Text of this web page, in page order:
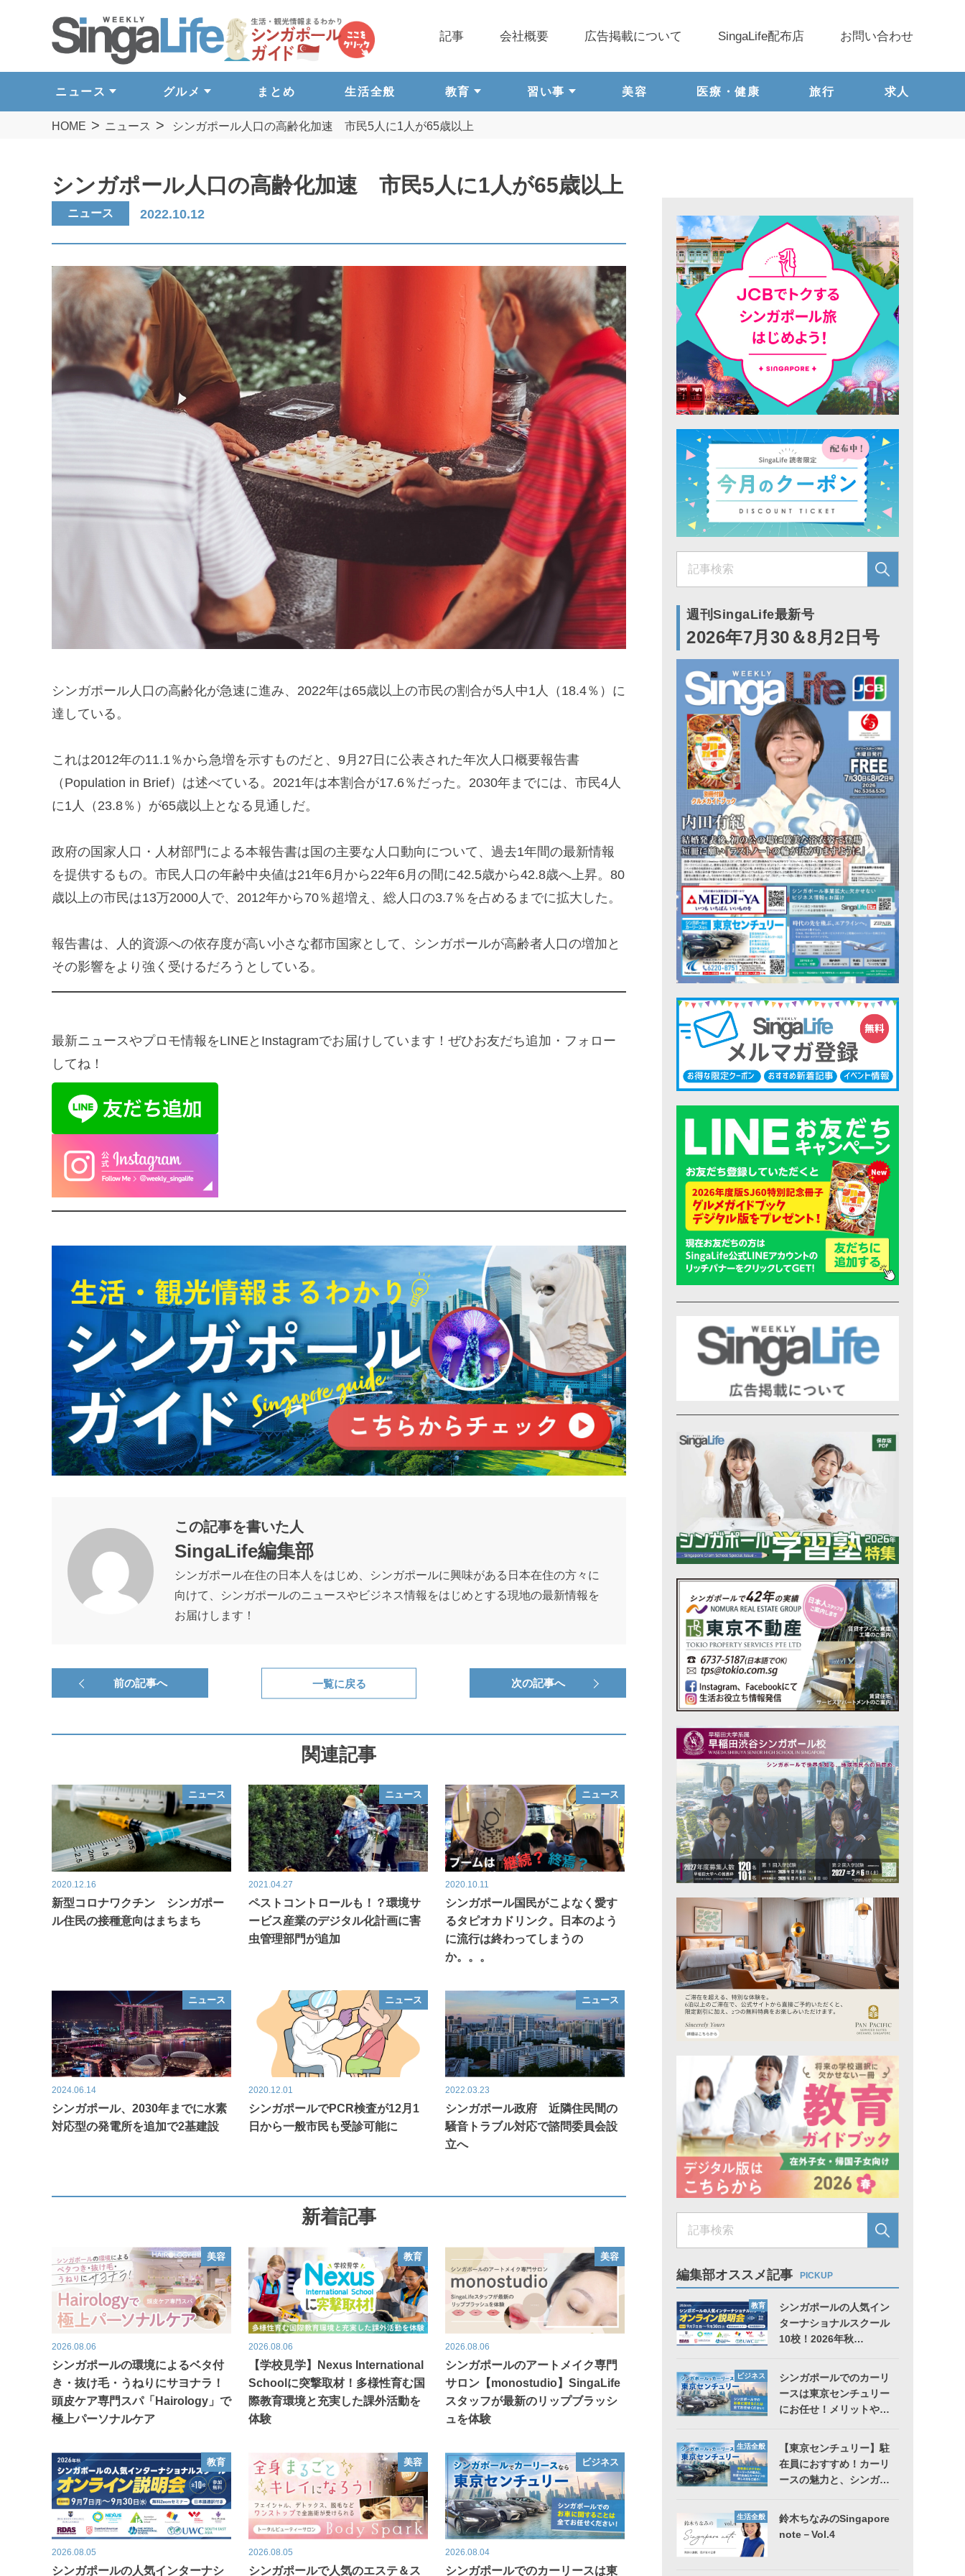
ニュース グルメ まとめ 生活全般 教育 習い事 美容 医療・健康 旅行 求人
記事 会社概要 広告掲載について SingaLife配布店 お問い合わせ
HOME ニュース シンガポール人口の高齢化加速 市民5人に1人が65歳以上
シンガポール人口の高齢化加速 市民5人に1人が65歳以上
ニュース 2022.10.12
シンガポール人口の高齢化が急速に進み、2022年は65歳以上の市民の割合が5人中1人（18.4％）に
達している。
これは2012年の11.1％から急増を示すものだと、9月27日に公表された年次人口概要報告書
（Population in Brief）は述べている。2021年は本割合が17.6％だった。2030年までには、市民4人
に1人（23.8％）が65歳以上となる見通しだ。
政府の国家人口・人材部門による本報告書は国の主要な人口動向について、過去1年間の最新情報
を提供するもの。市民人口の年齢中央値は21年6月から22年6月の間に42.5歳から42.8歳へ上昇。80
歳以上の市民は13万2000人で、2012年から70％超増え、総人口の3.7％を占めるまでに拡大した。
報告書は、人的資源への依存度が高い小さな都市国家として、シンガポールが高齢者人口の増加と
その影響をより強く受けるだろうとしている。
最新ニュースやプロモ情報をLINEとInstagramでお届けしています！ぜひお友だち追加・フォロー
してね！
この記事を書いた人
SingaLife編集部
シンガポール在住の日本人をはじめ、シンガポールに興味がある日本在住の方々に
向けて、シンガポールのニュースやビジネス情報をはじめとする現地の最新情報を
お届けします！
前の記事へ 次の記事へ
一覧に戻る
関連記事
ニュース
2020.12.16
新型コロナワクチン シンガポー
ル住民の接種意向はまちまち
ニュース
2021.04.27
ペストコントロールも！？環境サ
ービス産業のデジタル化計画に害
虫管理部門が追加
ニュース
2020.10.11
シンガポール国民がこよなく愛す
るタピオカドリンク。日本のよう
に流行は終わってしまうの
か。。。
ニュース
2024.06.14
シンガポール、2030年までに水素
対応型の発電所を追加で2基建設
ニュース
2020.12.01
シンガポールでPCR検査が12月1
日から一般市民も受診可能に
ニュース
2022.03.23
シンガポール政府 近隣住民間の
騒音トラブル対応で諮問委員会設
立へ
新着記事
美容
2026.08.06
シンガポールの環境によるベタ付
き・抜け毛・うねりにサヨナラ！
頭皮ケア専門スパ「Hairology」で
極上パーソナルケア
教育
2026.08.06
【学校見学】Nexus International
Schoolに突撃取材！多様性育む国
際教育環境と充実した課外活動を
体験
美容
2026.08.06
シンガポールのアートメイク専門
サロン【monostudio】SingaLife
スタッフが最新のリップブラッシ
ュを体験
教育
2026.08.05
シンガポールの人気インターナシ
美容
2026.08.05
シンガポールで人気のエステ＆ス
ビジネス
2026.08.04
シンガポールでのカーリースは東
週刊SingaLife最新号
2026年7月30＆8月2日号
編集部オススメ記事 PICKUP
教育
シンガポールの人気イン
ターナショナルスクール
10校！2026年秋…
ビジネス
シンガポールでのカーリ
ースは東京センチュリー
にお任せ！メリットや…
生活全般
【東京センチュリー】駐
在員におすすめ！カーリ
ースの魅力と、シンガ…
生活全般
鈴木ちなみのSingapore
note－Vol.4